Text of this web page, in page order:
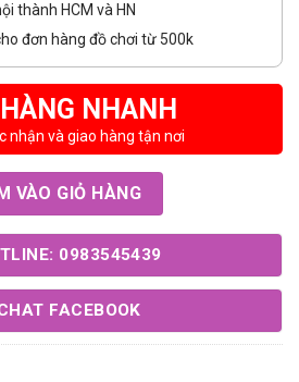
thành HCM và HN
đơn hàng đồ chơi từ 500k
NHANH
nhận và giao hàng tận nơi
VÀO GIỎ HÀNG
0983545439
FACEBOOK